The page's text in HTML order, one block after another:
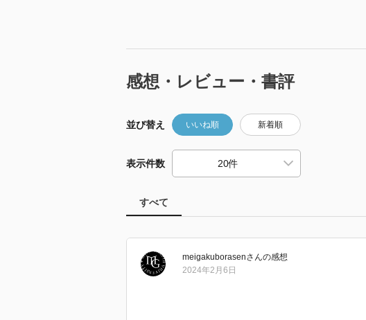
感想・レビュー・書評
並び替え いいね順 新着順
表示件数
すべて
meigakuborasenさんの感想
2024年2月6日